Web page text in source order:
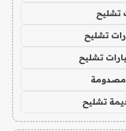
تشليح
تشليح
تشليح
مصدومة
تشليح